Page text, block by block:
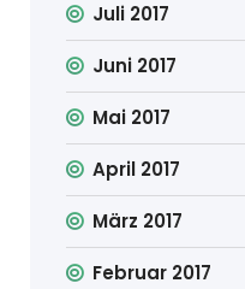
Juli 2017
Juni 2017
Mai 2017
April 2017
März 2017
Februar 2017